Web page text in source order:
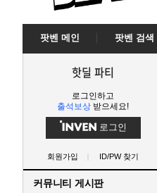
팟벤 메인 팟벤 검색
핫딜 파티
로그인하고
출석보상 받으세요!
로그인
회원가입 ID/PW 찾기
커뮤니티 게시판